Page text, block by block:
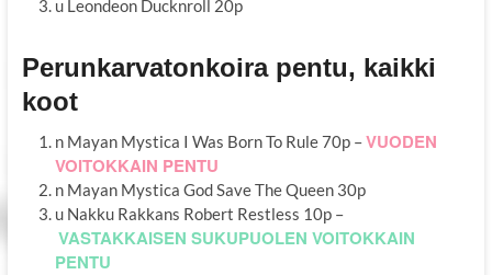
u Leondeon Ducknroll 20p
Perunkarvatonkoira pentu, kaikki
koot
n Mayan Mystica I Was Born To Rule 70p –VUODEN
VOITOKKAIN PENTU
n Mayan Mystica God Save The Queen 30p
u Nakku Rakkans Robert Restless 10p –
VASTAKKAISEN SUKUPUOLEN VOITOKKAIN
PENTU